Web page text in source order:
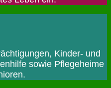
Kinder- und
sowie Pflegeheime